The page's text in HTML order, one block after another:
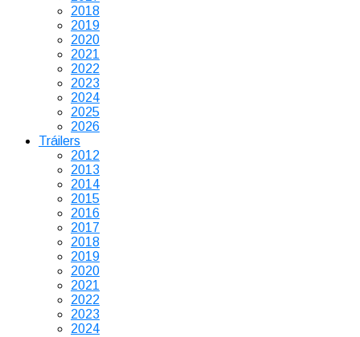
2018
2019
2020
2021
2022
2023
2024
2025
2026
Tráilers
2012
2013
2014
2015
2016
2017
2018
2019
2020
2021
2022
2023
2024